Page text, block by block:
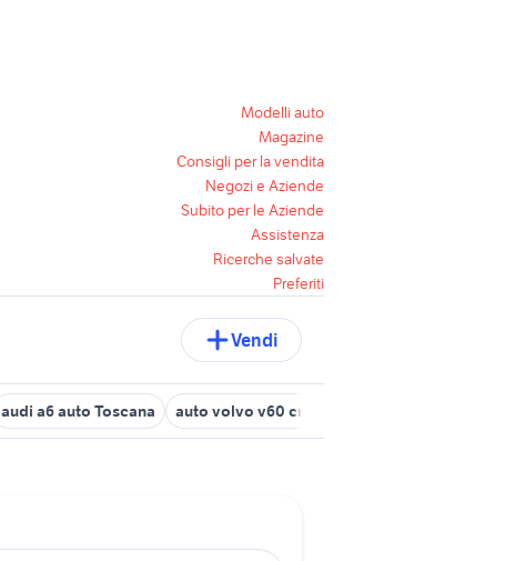
Modelli auto
Magazine
Consigli per la vendita
Negozi e Aziende
Subito per le Aziende
Assistenza
Ricerche salvate
Preferiti
Vendi
audi a6 auto Toscana auto volvo v60 cross country Toscana